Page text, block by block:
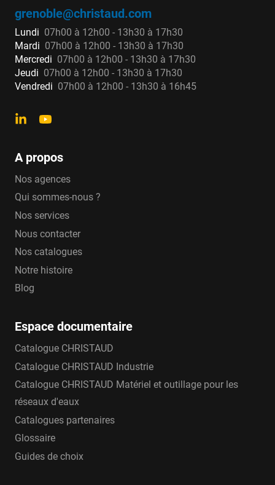
grenoble@christaud.com
Lundi 07h00 à 12h00 - 13h30 à 17h30
Mardi 07h00 à 12h00 - 13h30 à 17h30
Mercredi 07h00 à 12h00 - 13h30 à 17h30
Jeudi 07h00 à 12h00 - 13h30 à 17h30
Vendredi 07h00 à 12h00 - 13h30 à 16h45
A propos
Nos agences
Qui sommes-nous ?
Nos services
Nous contacter
Nos catalogues
Notre histoire
Blog
Espace documentaire
Catalogue CHRISTAUD
Catalogue CHRISTAUD Industrie
Catalogue CHRISTAUD Matériel et outillage pour les
réseaux d'eaux
Catalogues partenaires
Glossaire
Guides de choix